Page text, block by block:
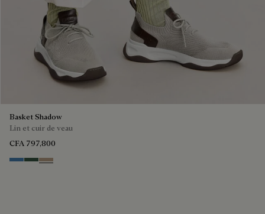
Basket Shadow
Lin et cuir de veau
CFA 797,800
AveiroGreenBeige